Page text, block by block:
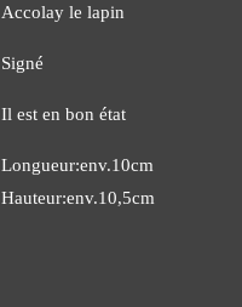
Accolay le lapin
Signé
Il est en bon état
Longueur:env.10cm
Hauteur:env.10,5cm